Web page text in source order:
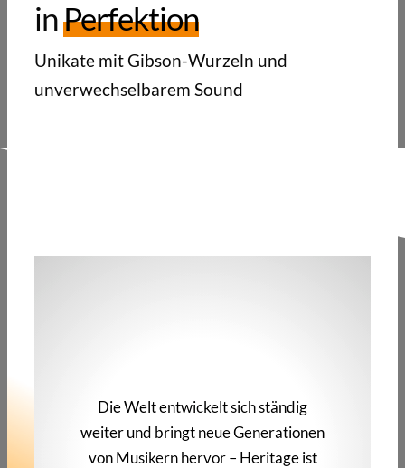
inPerfektion
Unikate mit Gibson-Wurzeln und
unverwechselbarem Sound
Die Welt entwickelt sich ständig
weiter und bringt neue Generationen
von Musikern hervor – Heritage ist